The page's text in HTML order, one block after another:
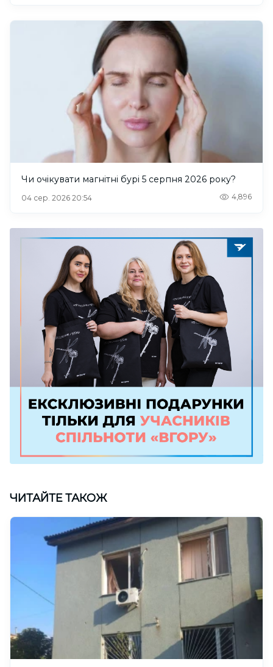
Чи очікувати магнітні бурі 5 серпня 2026 року?
04 сер. 2026 20:54 4,896
ЧИТАЙТЕ ТАКОЖ